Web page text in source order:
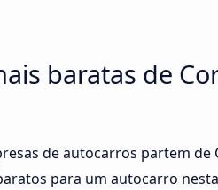
baratas de
de autocarros partem
para um autocarro